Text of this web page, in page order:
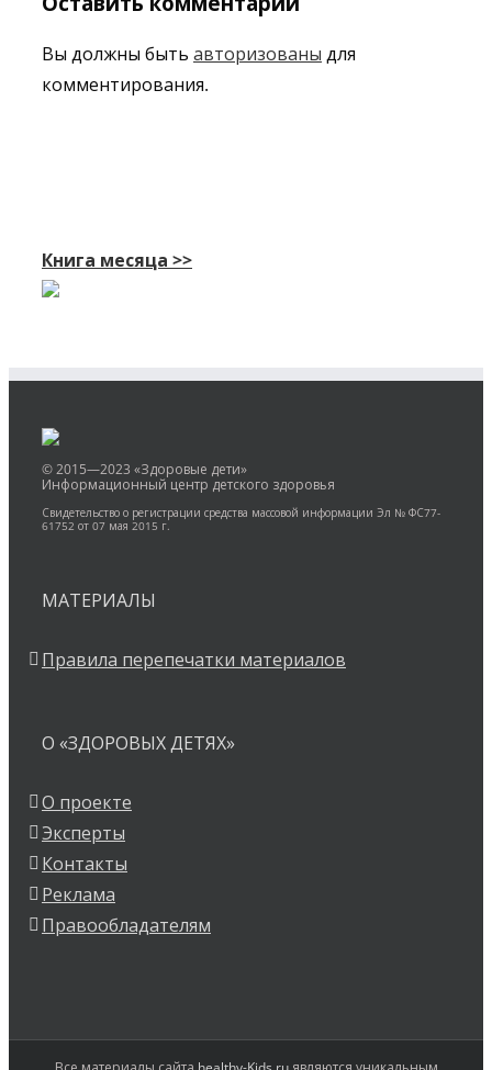
Вы должны быть авторизованы для
комментирования.
Книга месяца >>
© 2015—2023 «Здоровые дети»
Информационный центр детского здоровья
Свидетельство о регистрации средства массовой информации Эл № ФС77-
61752 от 07 мая 2015 г.
МАТЕРИАЛЫ
Правила перепечатки материалов
О «ЗДОРОВЫХ ДЕТЯХ»
О проекте
Эксперты
Контакты
Реклама
Правообладателям